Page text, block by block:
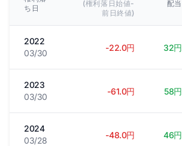
ち日
(権利落日始値-
前日終値)
配当
2022
03/30
-22.0円 32円
2023
03/30
-61.0円 58円
2024
03/28
-48.0円 46円